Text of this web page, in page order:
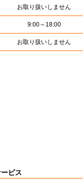
お取り扱いしません
9:00～18:00
お取り扱いしません
ビス